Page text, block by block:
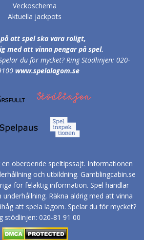
Veckoschema
Aktuella jackpots
på att spel ska vara roligt,
med att vinna pengar på spel.
du för mycket? Ring Stödlinjen: 020-
www.spelalagom.se
en oberoende speltipssajt. Informationen
och utbildning. Gamblingcabin.se
för felaktig information. Spel handlar
Räkna aldrig med att vinna
att spela lagom. Spelar du för mycket?
stödlinjen: 020-81 91 00